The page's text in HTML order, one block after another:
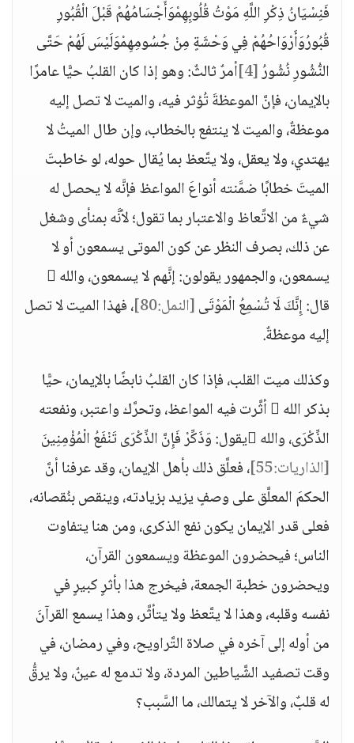
فَنِسْيَانُ ذِكْرِ اللَّهِ مَوْتُ قُلُوبِهِمْوَأَجْسَامُهُمْ قَبْلَ الْقُبُورِ
قُبُورُوَأَرْوَاحُهُمْ فِي وَحْشَةٍ مِنْ جُسُومِهِمْوَلَيْسَ لَهُمْ حَتَّى
النُّشُورِ نُشُورُ[4] أمرٌ ثالثٌ: وهو إذا كان القلبُ حيًّا عامرًا
بالإيمان، فإنَّ الموعظةَ تُؤثر فيه، والميت لا تصل إليه
موعظةٌ، والميت لا ينتفع بالخطاب، وإن طال الميتُ لا
يهتدي، ولا يعقل، ولا يتَّعظ بما يُقال حوله، لو خاطبتَ
الميتَ خطابًا ضمَّنته أنواعَ المواعظ فإنَّه لا يحصل له
شيءٌ من الاتِّعاظ والاعتبار بما تقول؛ لأنَّه بمنأى وشغل
عن ذلك، بصرف النظر عن كون الموتى يسمعون أو لا
يسمعون، والجمهور يقولون: إنَّهم لا يسمعون، والله 
قال: إِنَّكَ لَا تُسْمِعُ الْمَوْتَى[النمل:80]
، فهذا الميت لا تصل
إليه موعظةٌ.
وكذلك ميت القلب، فإذا كان القلبُ نابضًا بالإيمان، حيًّا
بذكر الله  أثَّرت فيه المواعظ، وتحرَّك واعتبر، ونفعته
الذِّكْرَى، والله يقول: وَذَكِّرْ فَإِنَّ الذِّكْرَى تَنْفَعُ الْمُؤْمِنِينَ
[الذاريات:55]
، فعلَّق ذلك بأهل الإيمان، وقد عرفنا أنَّ
الحكمَ المعلَّق على وصفٍ يزيد بزيادته، وينقص بنُقصانه،
فعلى قدر الإيمان يكون نفع الذكرى، ومن هنا يتفاوت
الناس؛ فيحضرون الموعظة ويسمعون القرآن،
ويحضرون خطبة الجمعة، فيخرج هذا بأثرٍ كبيرٍ في
نفسه وقلبه، وهذا لا يتَّعظ ولا يتأثَّر، وهذا يسمع القرآنَ
من أوله إلى آخره في صلاة التَّراويح، وفي رمضان، في
وقت تصفيد الشَّياطين المردة، ولا تدمع له عينٌ، ولا يرقُّ
له قلبٌ، والآخر لا يتمالك، ما السَّبب؟